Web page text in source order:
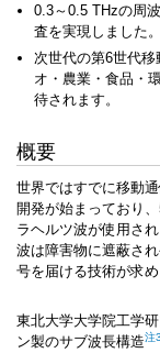
0.3～0.5 THzの周
査を実現しました。
次世代の第6世代移
オ・農業・食品・
待されます。
概要
世界ではすでに移動
開発が始まっており
ラヘルツ波が使用さ
波は障害物に遮蔽さ
号を届ける技術が求
東北大学大学院工学
ン製のサブ波長構造注3